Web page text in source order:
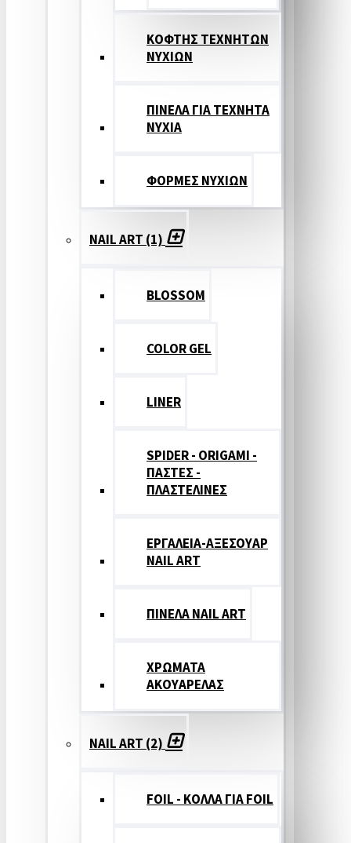
ΚΟΦΤΗΣ ΤΕΧΝΗΤΩΝ
ΝΥΧΙΩΝ
ΠΙΝΕΛΑ ΓΙΑ ΤΕΧΝΗΤΑ
ΝΥΧΙΑ
ΦΟΡΜΕΣ ΝΥΧΙΩΝ
NAIL ART (1)
BLOSSOM
COLOR GEL
LINER
SPIDER - ORIGAMI -
ΠΑΣΤΕΣ -
ΠΛΑΣΤΕΛΙΝΕΣ
ΕΡΓΑΛΕΙΑ-ΑΞΕΣΟΥΑΡ
NAIL ART
ΠΙΝΕΛΑ NAIL ART
ΧΡΩΜΑΤΑ
ΑΚΟΥΑΡΕΛΑΣ
NAIL ART (2)
FOIL - ΚΟΛΛΑ ΓΙΑ FOIL